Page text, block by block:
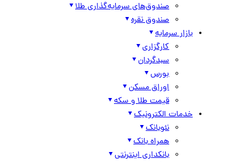
صندوق‌های سرمایه‌گذاری طلا
صندوق نقره
بازار سرمایه
کارگزاری
سبدگردان
بورس
اوراق مسکن
قیمت طلا و سکه
خدمات الکترونیک
نئوبانک
همراه بانک
بانکداری اینترنتی